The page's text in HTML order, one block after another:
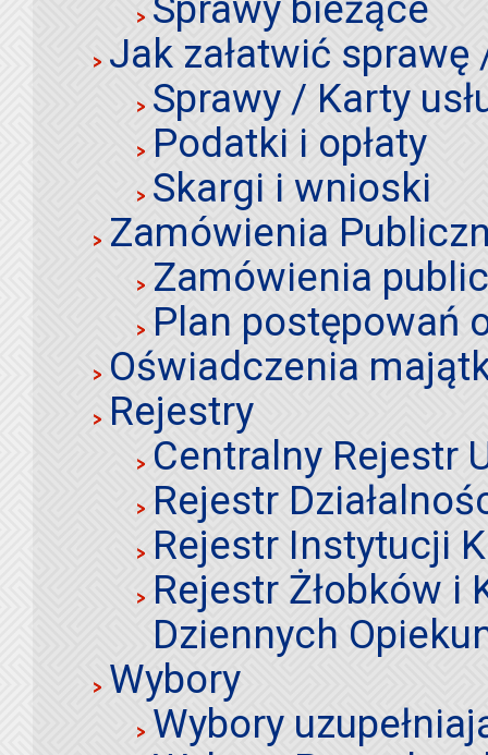
Jak załatwić sprawę
Sprawy / Karty
Podatki i opłaty
Skargi i wnioski
Zamówienia
Zamówienia
Plan postępowań
Oświadczenia
Rejestry
Centralny Rejestr
Rejestr
Rejestr Instytucji
Rejestr Żłobków i
Dziennych
Wybory
Wybory